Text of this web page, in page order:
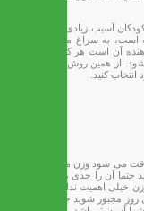
آسیب زیادی به‌ آنان وارد
است، به سراغ میزهای گرد و
آن است هر کس می تواند
شود. از همین روش شما هم می
کنید.
دقت می شود وزن میز است. این
آن را جدی بگیرید. زمانی
اهمیت ندارد اما در میز
مجبور شوید چند مرتبه میز